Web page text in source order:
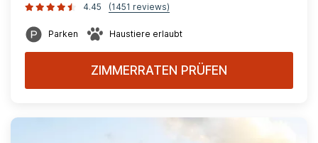
4.45
(1451 reviews)
Parken Haustiere erlaubt
ZIMMERRATEN PRÜFEN